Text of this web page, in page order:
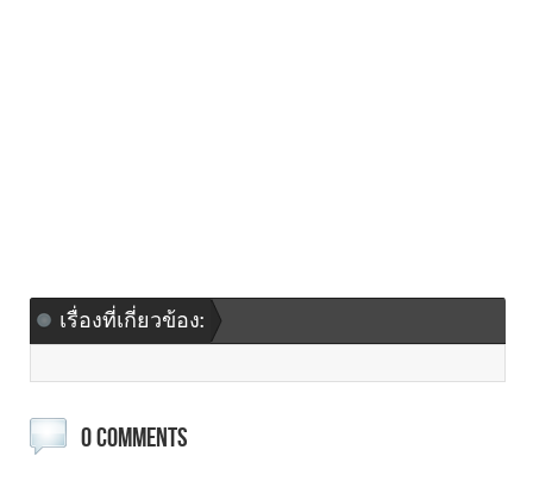
เรื่องที่เกี่ยวข้อง:
0 COMMENTS